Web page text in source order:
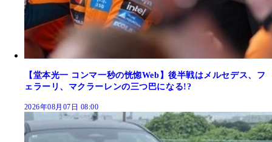
【堂本光一 コンマ一秒の恍惚Web】後半戦はメルセデス、フ
ェラーリ、マクラーレンの三つ巴になる!?
2026年08月07日 08:00